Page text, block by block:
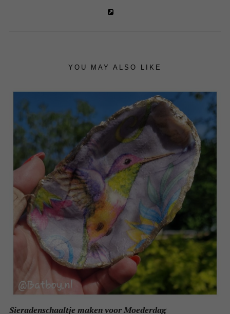
YOU MAY ALSO LIKE
Sieradenschaaltje maken voor Moederdag